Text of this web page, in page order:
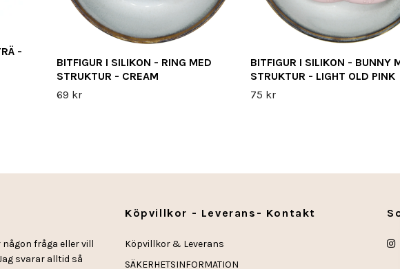
-
BITFIGUR I SILIKON - RING MED
STRUKTUR - CREAM
69 kr
BITFIGUR I SILIKON - BUNNY
STRUKTUR - LIGHT OLD PINK
75 kr
fråga eller vill
svarar alltid så
Köpvillkor - Leverans- Kontakt
Köpvillkor & Leverans
SÄKERHETSINFORMATION